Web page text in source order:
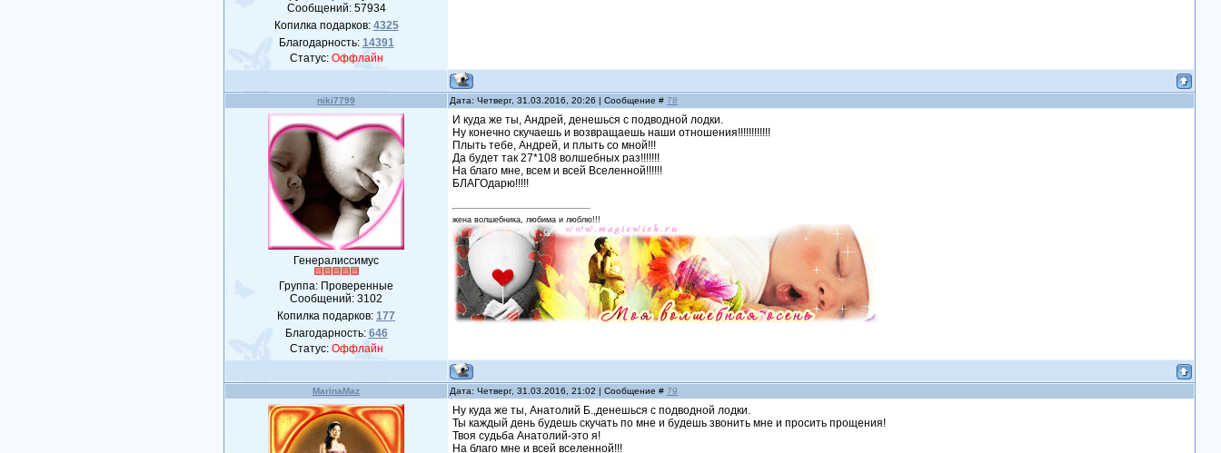
Сообщений: 57934
Копилка подарков: 4325
Благодарность: 14391
Статус: Оффлайн
niki7799 Дата: Четверг, 31.03.2016, 20:26 | Сообщение #78
Генералиссимус
Группа: Проверенные
Сообщений:3102
Копилка подарков:177
Благодарность: 646
Статус: Оффлайн
И куда же ты, Андрей, денешься с подводной лодки.
Ну конечно скучаешь и возвращаешь наши отношения!!!!!!!!!!!!
Плыть тебе, Андрей, и плыть со мной!!!
Да будет так 27*108 волшебных раз!!!!!!!
На благо мне, всем и всей Вселенной!!!!!!
БЛАГОдарю!!!!!
жена волшебника, любима и люблю!!!
MarinaMaz Дата: Четверг, 31.03.2016, 21:02 | Сообщение #79
Ну куда же ты, Анатолий Б.,денешься с подводной лодки.
Ты каждый день будешь скучать по мне и будешь звонить мне и просить прощения!
Твоя судьба Анатолий-это я!
На благо мне и всей вселенной!!!